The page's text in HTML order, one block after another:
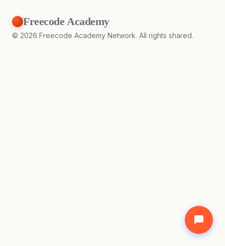
Freecode Academy
© 2026 Freecode Academy Network. All rights shared.